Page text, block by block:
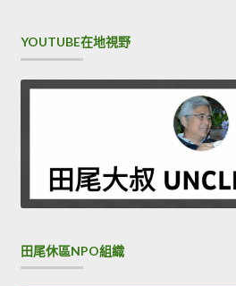
YOUTUBE在地視野
田尾休區NPO組織